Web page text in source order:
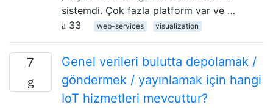
sistemdi. Çok fazla platform var ve …
33
web-services visualization
7
Genel verileri bulutta depolamak /
göndermek / yayınlamak için hangi
IoT hizmetleri mevcuttur?